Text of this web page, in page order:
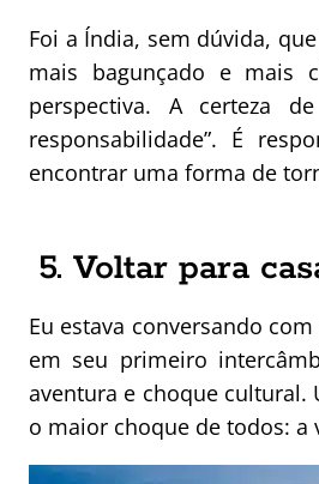
Foi a Índia, sem dúvida,
mais bagunçado e mais
perspectiva. A certeza
responsabilidade”. É
encontrar uma forma de
5. Voltar para
Eu estava conversando
em seu primeiro
aventura e choque cultural.
o maior choque de todos: a